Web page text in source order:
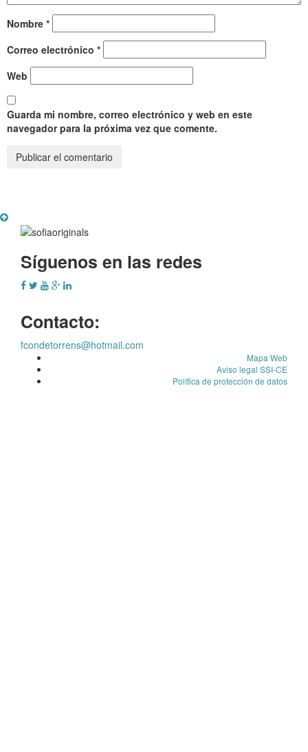
Nombre *
Correo electrónico *
Web
Guarda mi nombre, correo electrónico y web en este
navegador para la próxima vez que comente.
Síguenos en las redes
Contacto:
fcondetorrens@hotmail.com
Mapa Web
Aviso legal SSI-CE
Política de protección de datos